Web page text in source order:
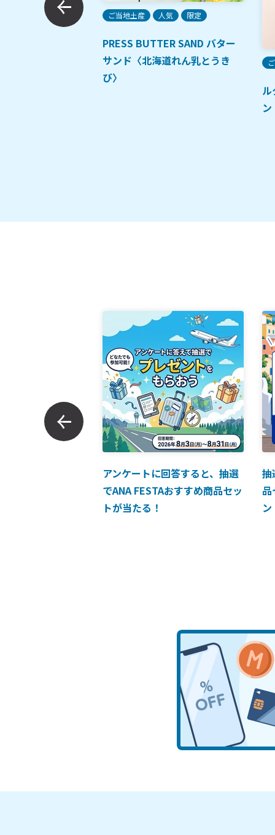
ご当地土産 人気 限定
PRESS BUTTER SAND バター
サンド〈北海道れん乳とうき
び〉
ン
アンケートに回答すると、抽選
でANA FESTAおすすめ商品セッ
トが当たる！
抽
ン